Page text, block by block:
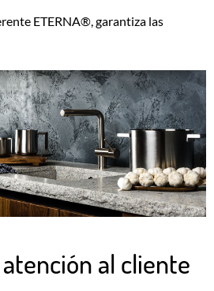
ETERNA®, garantiza las
al cliente